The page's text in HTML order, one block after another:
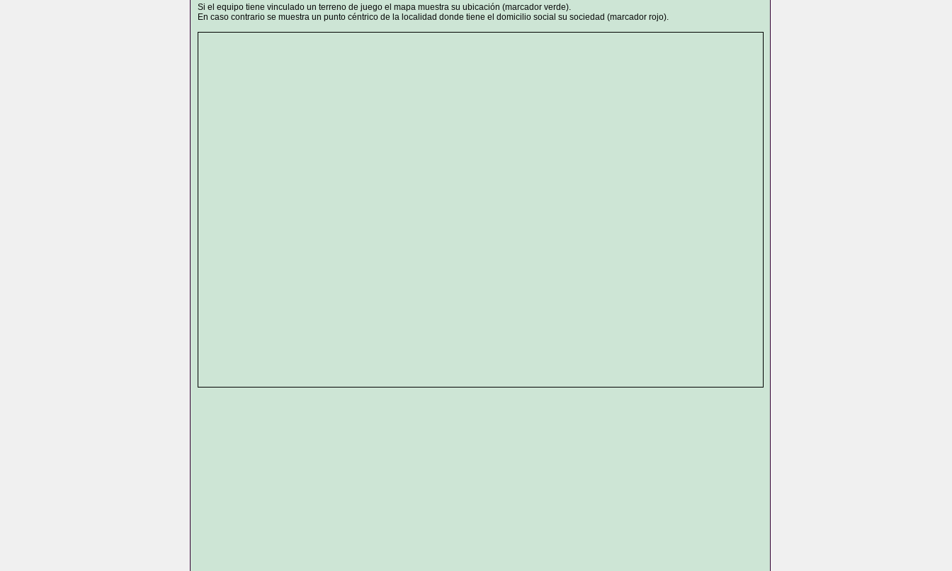
Si el equipo tiene vinculado un terreno de juego el mapa muestra su ubicación (marcador verde).
En caso contrario se muestra un punto céntrico de la localidad donde tiene el domicilio social su sociedad (marcador rojo).